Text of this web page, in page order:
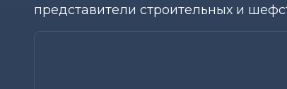
представители строительных и